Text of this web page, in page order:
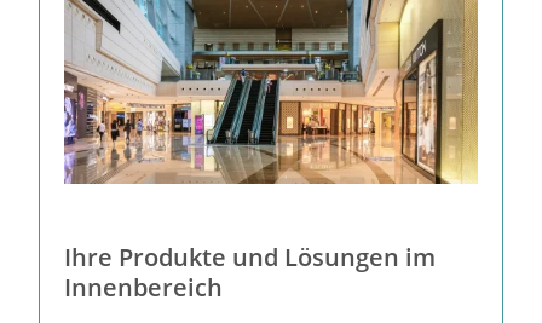
Ihre Produkte und Lösungen im
Innenbereich